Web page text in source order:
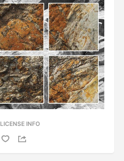
LICENSE INFO